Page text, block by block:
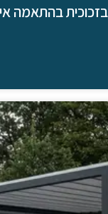
בהתאמה